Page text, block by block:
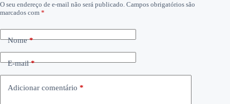
O seu endereço de e-mail não será publicado. Campos obrigatórios são
marcados com *
Nome*
E-mail*
Adicionar comentário *